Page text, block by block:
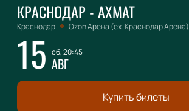
КРАСНОДАР - АХМАТ
Краснодар Ozon Арена (ex. Краснодар Арена)
15 сб, 20:45
АВГ
Купить билеты